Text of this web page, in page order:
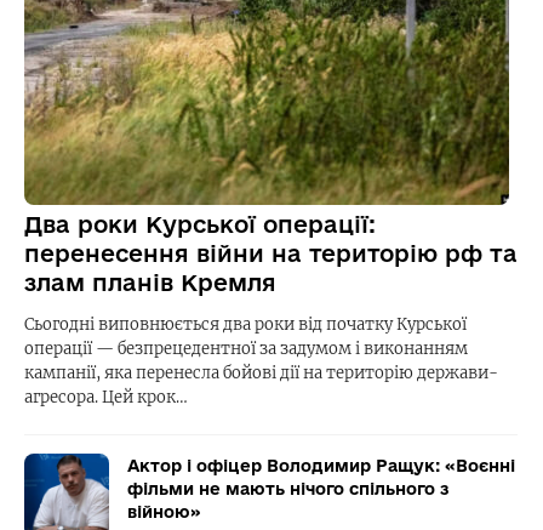
Два роки Курської операції:
перенесення війни на територію рф та
злам планів Кремля
Сьогодні виповнюється два роки від початку Курської
операції — безпрецедентної за задумом і виконанням
кампанії, яка перенесла бойові дії на територію держави-
агресора. Цей крок…
Актор і офіцер Володимир Ращук: «Воєнні
фільми не мають нічого спільного з
війною»